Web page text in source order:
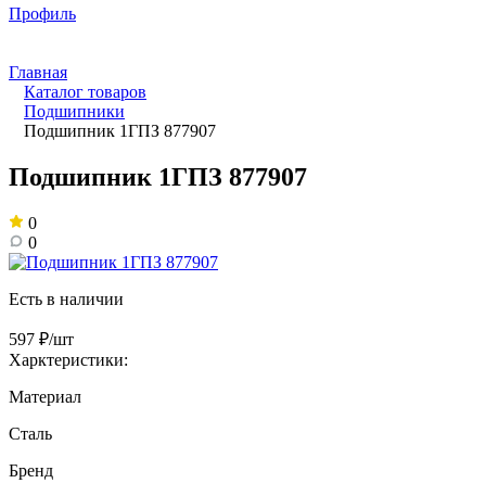
Профиль
Главная
Каталог товаров
Подшипники
Подшипник 1ГПЗ 877907
Подшипник 1ГПЗ 877907
0
0
Есть в наличии
597 ₽/шт
Харктеристики:
Материал
Сталь
Бренд